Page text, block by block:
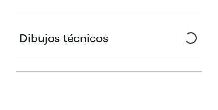
Dibujos técnicos